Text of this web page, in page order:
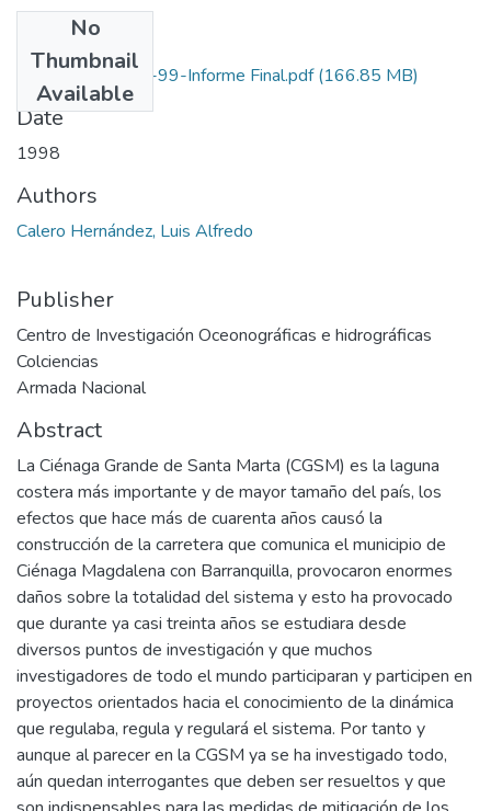
No
Thumbnail
Available
2119-09-023-99-Informe Final.pdf(166.85 MB)
Date
1998
Authors
Calero Hernández, Luis Alfredo
Publisher
Centro de Investigación Oceonográficas e hidrográficas
Colciencias
Armada Nacional
Abstract
La Ciénaga Grande de Santa Marta (CGSM) es la laguna
costera más importante y de mayor tamaño del país, los
efectos que hace más de cuarenta años causó la
construcción de la carretera que comunica el municipio de
Ciénaga Magdalena con Barranquilla, provocaron enormes
daños sobre la totalidad del sistema y esto ha provocado
que durante ya casi treinta años se estudiara desde
diversos puntos de investigación y que muchos
investigadores de todo el mundo participaran y participen en
proyectos orientados hacia el conocimiento de la dinámica
que regulaba, regula y regulará el sistema. Por tanto y
aunque al parecer en la CGSM ya se ha investigado todo,
aún quedan interrogantes que deben ser resueltos y que